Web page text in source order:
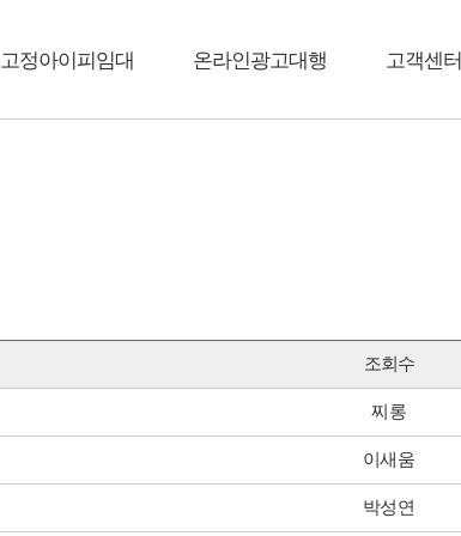
고정아이피임대 온라인광고대행 고객센터
조회수
찌롱
이새움
박성연